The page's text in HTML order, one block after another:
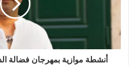
أنشطة موازية بمهرجان فضالة